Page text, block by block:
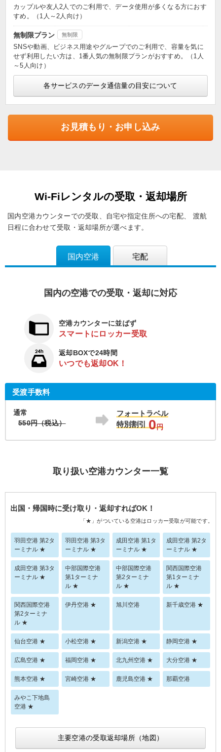
カップルや友人2人でのご利用で、データ使用が多くなる方におす
すめ。（1人～2人向け）
無制限プラン 無制限
SNSや動画、ビジネス用途やグループでのご利用で、容量を気に
せず利用したい方は、1番人気の無制限プランがおすすめ。（1人
～5人向け）
各サービスのデータ通信量の目安について
お見積もり・お申し込み
Wi-Fiレンタルの受取・返却場所
国内空港カウンターでの受取、自宅や指定住所への宅配、
渡航
日程に合わせて受取・返却場所が選べます。
国内空港 宅配
国内の空港での受取・返却に対応
空港カウンターに並ばず
スマートにロッカー受取
返却BOXで24時間
いつでも返却OK！
受渡手数料
通常
550円（税込）
フォートラベル
特別割引
0円
取り扱い空港カウンター一覧
出国・帰国時に受け取り・返却すればOK！
「★」がついている空港はロッカー受取が可能です。
羽田空港 第2タ
ーミナル ★
羽田空港 第3タ
ーミナル ★
成田空港 第1タ
ーミナル ★
成田空港 第2タ
ーミナル ★
成田空港 第3タ
ーミナル ★
中部国際空港
第1ターミナ
ル ★
中部国際空港
第2ターミナ
ル ★
関西国際空港
第1ターミナ
ル ★
関西国際空港
第2ターミナ
ル ★
伊丹空港 ★ 旭川空港 新千歳空港 ★
仙台空港 ★ 小松空港 ★ 新潟空港 ★ 静岡空港 ★
広島空港 ★ 福岡空港 ★ 北九州空港 ★ 大分空港 ★
熊本空港 ★ 宮崎空港 ★ 鹿児島空港 ★ 那覇空港
みやこ下地島
空港 ★
主要空港の受取返却場所（地図）